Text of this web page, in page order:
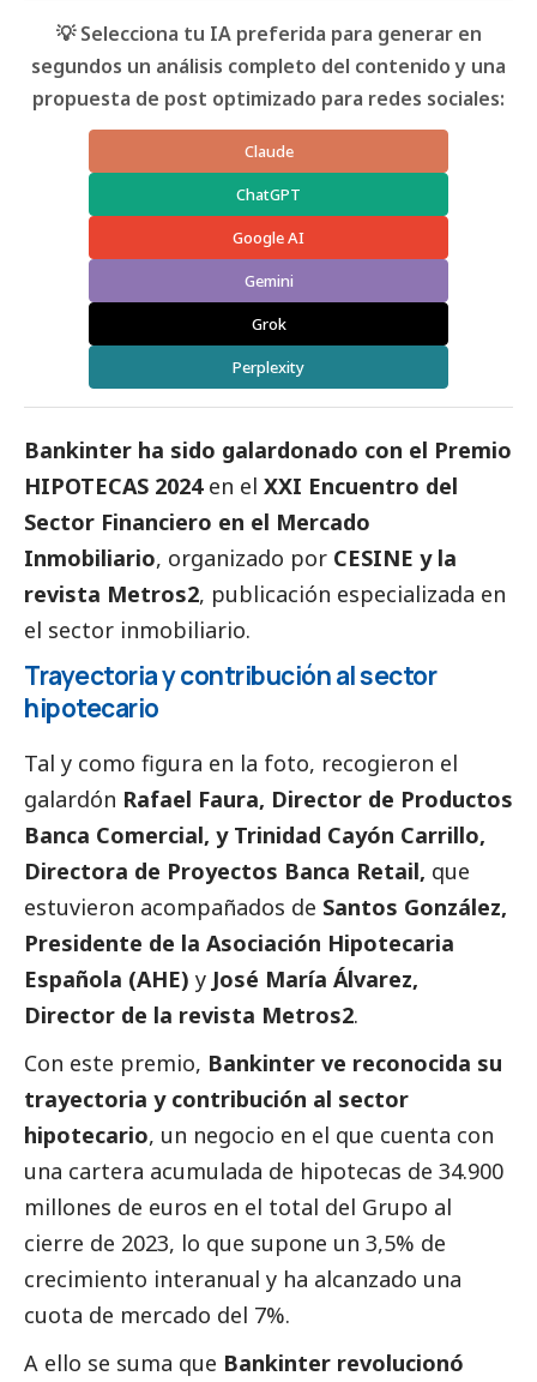
💡 Selecciona tu IA preferida para generar en
segundos un análisis completo del contenido y una
propuesta de post optimizado para redes sociales:
Claude
ChatGPT
Google AI
Gemini
Grok
Perplexity
Bankinter ha sido galardonado con el Premio
HIPOTECAS 2024en el XXI Encuentro del
Sector Financiero en el Mercado
Inmobiliario, organizado por CESINE y la
revista Metros2, publicación especializada en
el sector inmobiliario.
Trayectoria y contribución al sector
hipotecario
Tal y como figura en la foto, recogieron el
galardón Rafael Faura, Director de Productos
Banca Comercial, y Trinidad Cayón Carrillo,
Directora de Proyectos Banca Retail, que
estuvieron acompañados de Santos González,
Presidente de la Asociación Hipotecaria
Española (AHE) y José María Álvarez,
Director de la revista Metros2.
Con este premio, Bankinter ve reconocida su
trayectoria y contribución al sector
hipotecario, un negocio en el que cuenta con
una cartera acumulada de hipotecas de 34.900
millones de euros en el total del Grupo al
cierre de 2023, lo que supone un 3,5% de
crecimiento interanual y ha alcanzado una
cuota de mercado del 7%.
A ello se suma que Bankinter revolucionó